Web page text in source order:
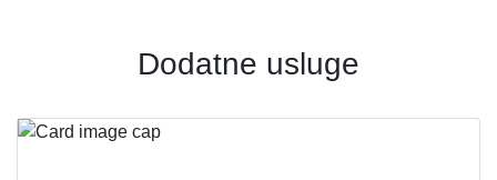
Dodatne usluge